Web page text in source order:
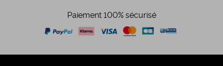
Paiement 100% sécurisé